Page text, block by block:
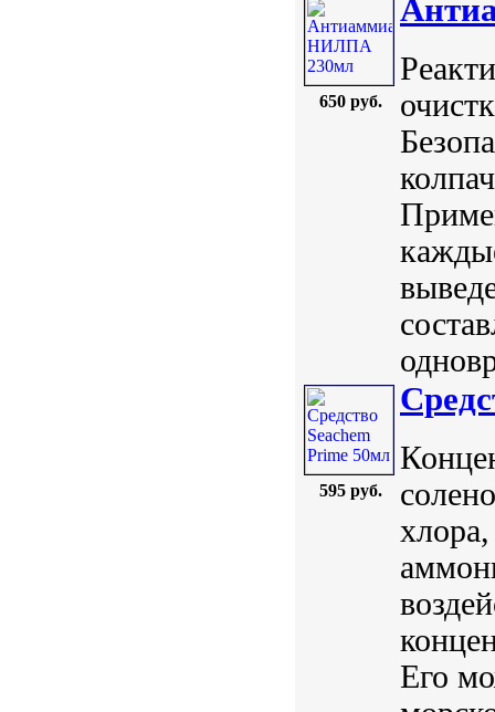
650 руб.
595 руб.
Его